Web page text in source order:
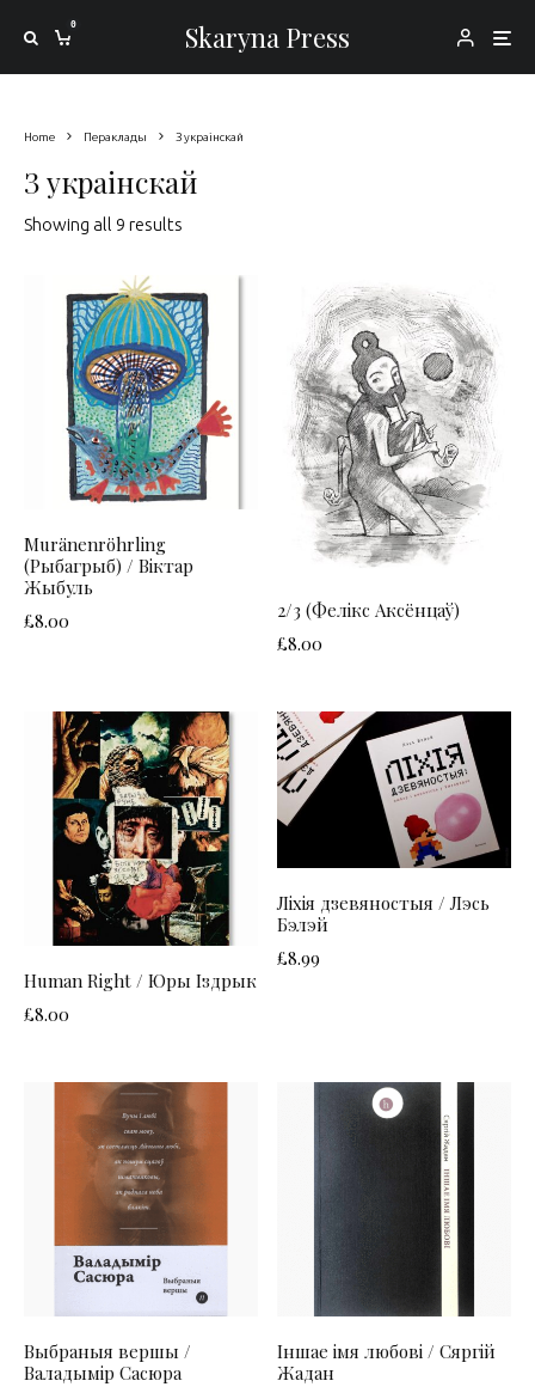
0 Skaryna Press
Home Пераклады З украінскай
З украінскай
Showing all 9 results
Muränenröhrling
(Рыбагрыб) / Віктар
Жыбуль
£8.00
2/3 (Фелікс Аксёнцаў)
£8.00
Human Right / Юры Іздрык
£8.00
Ліхія дзевяностыя / Лэсь
Бэлэй
£8.99
Выбраныя вершы /
Валадымір Сасюра
Іншае імя любові / Сяргій
Жадан